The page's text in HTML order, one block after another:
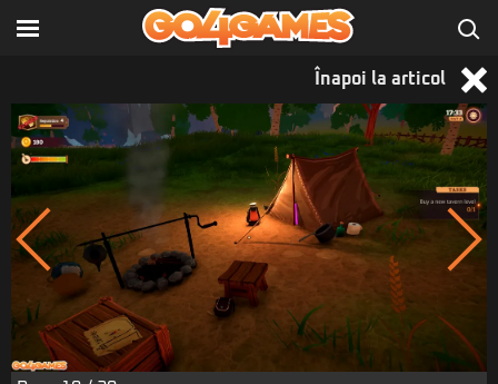
Înapoi la articol